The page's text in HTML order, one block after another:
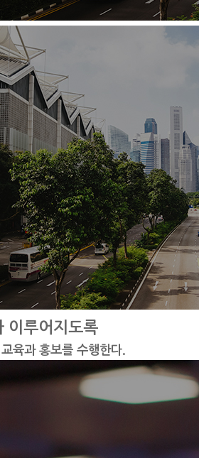
이루어지도록
육과 홍보를 수행한다.